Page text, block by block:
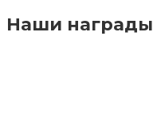
Наши награды